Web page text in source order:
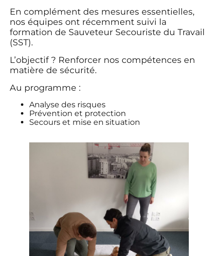
En complément des mesures essentielles,
nos équipes ont récemment suivi la
formation de Sauveteur Secouriste du Travail
(SST).
L’objectif ? Renforcer nos compétences en
matière de sécurité.
Au programme :
Analyse des risques
Prévention et protection
Secours et mise en situation